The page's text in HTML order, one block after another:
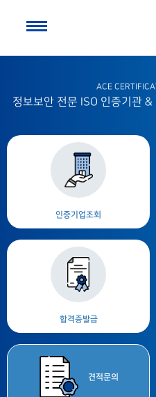
ACE
정보보안 전문 ISO 인증기관
인증기업조회
합격증발급
견적문의